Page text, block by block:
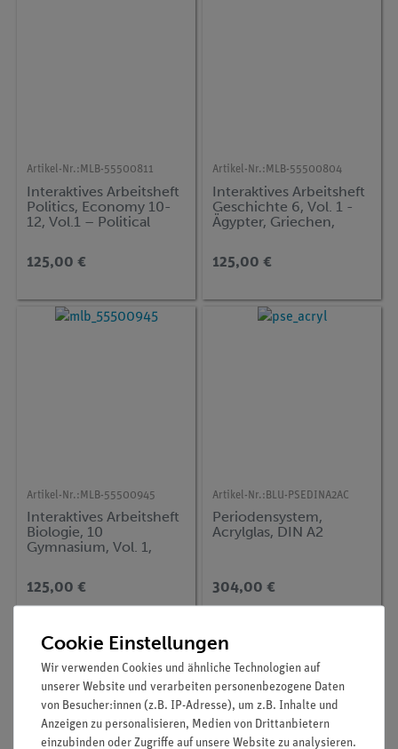
Artikel-Nr.: MLB-55500811
Interaktives Arbeitsheft
Politics, Economy 10-
12, Vol.1 – Political
125,00 €
Artikel-Nr.: MLB-55500804
Interaktives Arbeitsheft
Geschichte 6, Vol. 1 -
Ägypter, Griechen,
125,00 €
Artikel-Nr.: MLB-55500945
Interaktives Arbeitsheft
Biologie, 10
Gymnasium, Vol. 1,
125,00 €
Artikel-Nr.: BLU-PSEDINA2AC
Periodensystem,
Acrylglas, DIN A2
304,00 €
Cookie Einstellungen
Wir verwenden Cookies und ähnliche Technologien auf
unserer Website und verarbeiten personenbezogene Daten
von Besucher:innen (z.B. IP-Adresse), um z.B. Inhalte und
Anzeigen zu personalisieren, Medien von Drittanbietern
einzubinden oder Zugriffe auf unsere Website zu analysieren.